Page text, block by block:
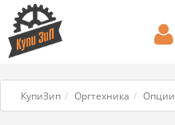
КупиЗип Оргтехника Опции